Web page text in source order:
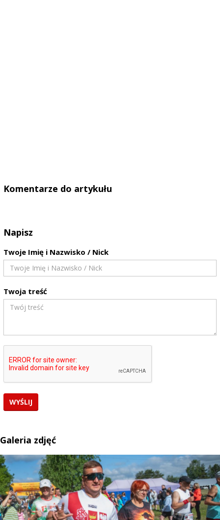
Komentarze do artykułu
Napisz
Twoje Imię i Nazwisko / Nick
Twoja treść
Galeria zdjęć